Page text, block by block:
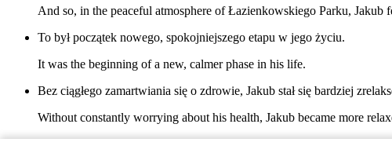
And so, in the peaceful atmosphere of Łazienkowskiego Parku,
To był początek nowego, spokojniejszego etapu w jego życiu.
It was the beginning of a new, calmer phase in his life.
Bez ciągłego zamartwiania się o zdrowie, Jakub stał się bardziej
Without constantly worrying about his health, Jakub became more